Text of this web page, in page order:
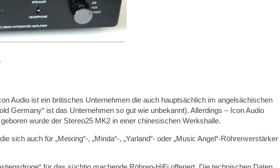
Audio ist ein britisches Unternehmen die auch hauptsächlich im angelsächischen
Germany“ ist das Unternehmen so gut wie unbekannt). Allerdings – Icon Audio
wurde der Stereo25 MK2 in einer chinesischen Werkshalle.
sich auch für „Meixing“-, „Minda“-, „Yarland“- oder „Music Angel“-Röhrenverstärker